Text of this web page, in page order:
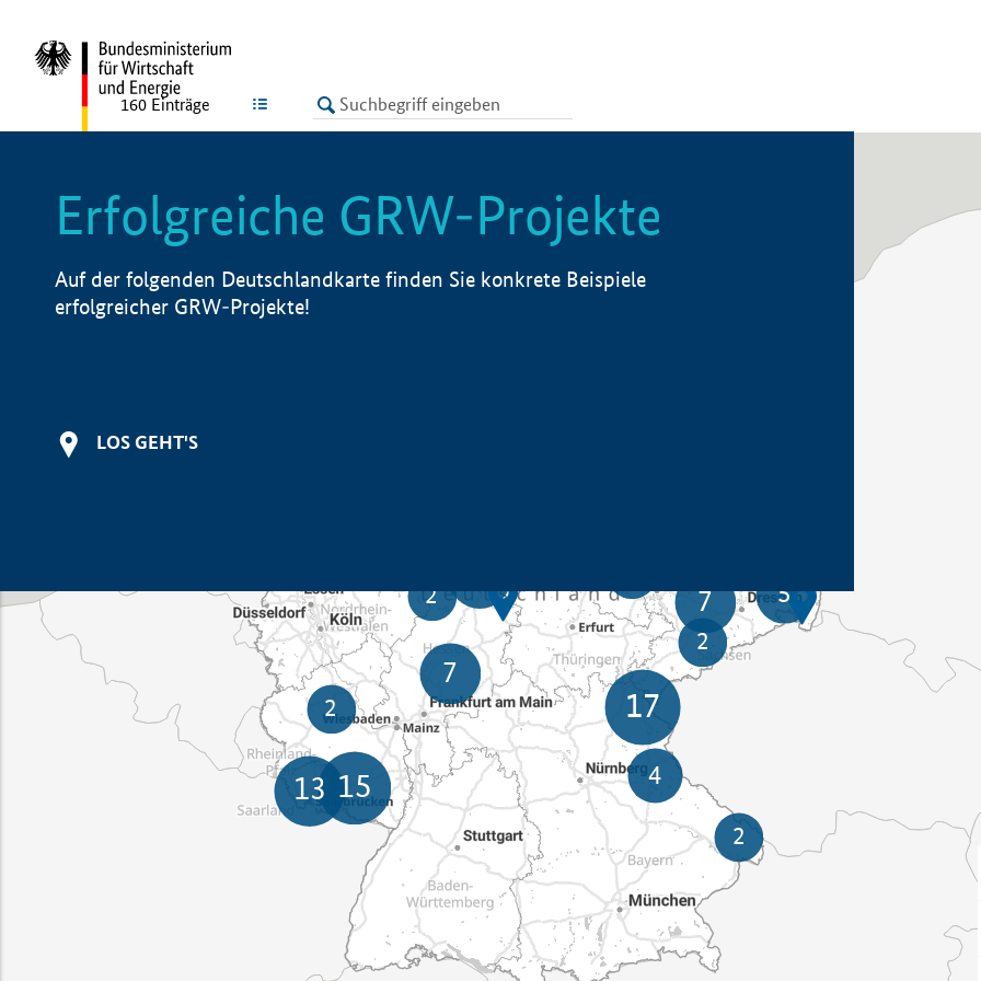
LISTE
160 Einträge
Erfolgreiche GRW-Projekte
Auf der folgenden Deutschlandkarte finden Sie konkrete Beispiele
erfolgreicher GRW-Projekte!
LOS GEHT'S